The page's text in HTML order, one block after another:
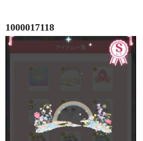
1000017118